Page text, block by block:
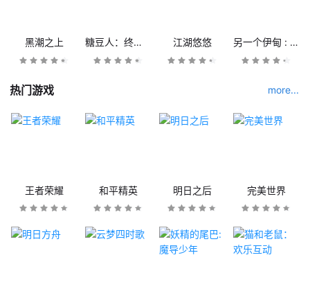
黑潮之上 糖豆人：终极淘汰赛 江湖悠悠 另一个伊甸 : 超越时空的猫
热门游戏 more...
王者荣耀 和平精英 明日之后 完美世界